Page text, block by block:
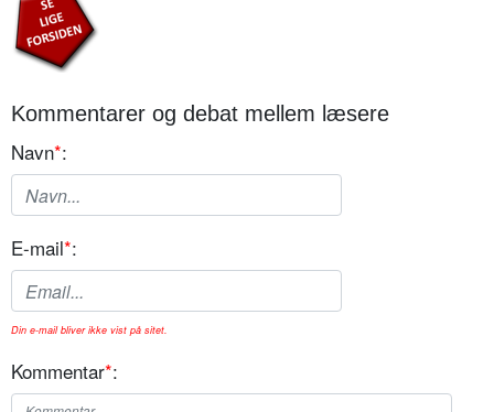
Kommentarer og debat mellem læsere
Navn*:
E-mail*:
Din e-mail bliver ikke vist på sitet.
Kommentar*: